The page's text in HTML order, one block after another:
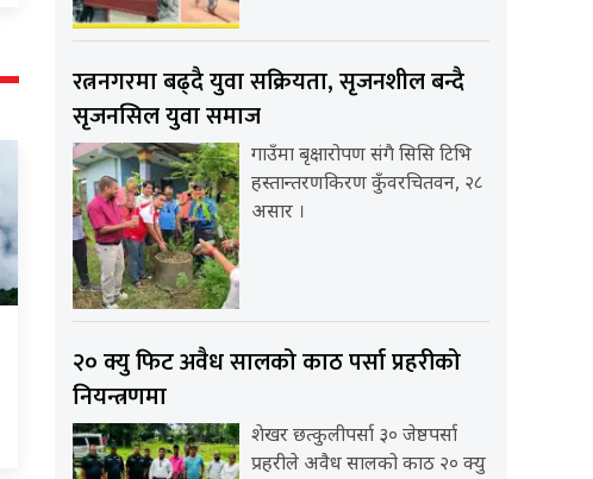
रत्ननगरमा बढ्दै युवा सक्रियता, सृजनशील बन्दै
सृजनसिल युवा समाज
गाउँमा बृक्षारोपण संगै सिसि टिभि
हस्तान्तरणकिरण कुँवरचितवन, २८
असार ।
२० क्यु फिट अवैध सालको काठ पर्सा प्रहरीको
नियन्त्रणमा
शेखर छत्कुलीपर्सा ३० जेष्ठपर्सा
प्रहरीले अवैध सालको काठ २० क्यु